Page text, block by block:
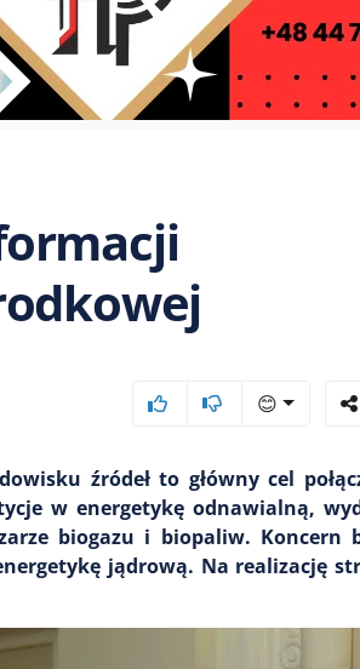
😊
źródeł to główny cel
w energetykę odnawialną,
biogazu i biopaliw. Koncern
jądrową. Na realizację